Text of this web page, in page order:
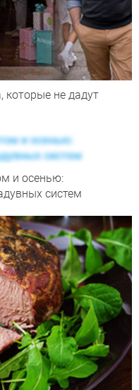
которые не дадут
и осенью:
систем